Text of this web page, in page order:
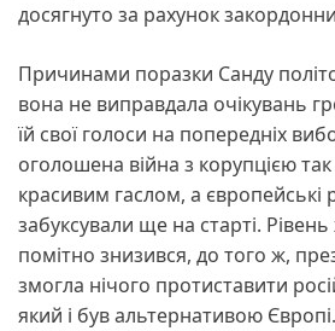
досягнуто за рахунок
Причинами поразки Санду
вона не виправдала очікувань
їй свої голоси на попередніх
оголошена війна з корупцією
красивим гаслом, а
забуксували ще на старті.
помітно знизився, до того ж,
змогла нічого протиставити
який і був альтернативою Європі.